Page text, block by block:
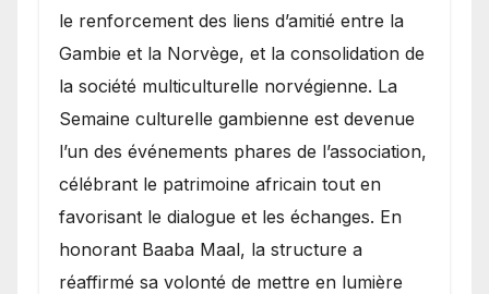
le renforcement des liens d’amitié entre la
Gambie et la Norvège, et la consolidation de
la société multiculturelle norvégienne. La
Semaine culturelle gambienne est devenue
l’un des événements phares de l’association,
célébrant le patrimoine africain tout en
favorisant le dialogue et les échanges. En
honorant Baaba Maal, la structure a
réaffirmé sa volonté de mettre en lumière